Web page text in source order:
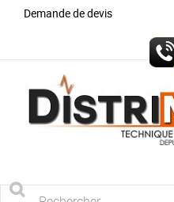
Demande de devis